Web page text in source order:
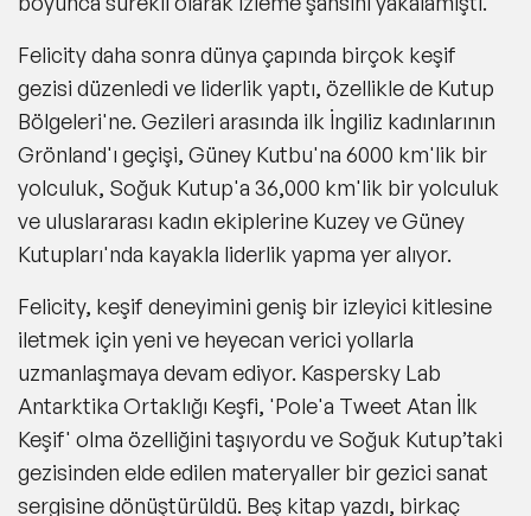
Felicity daha sonra dünya çapında birçok keşif
gezisi düzenledi ve liderlik yaptı, özellikle de Kutup
Bölgeleri'ne. Gezileri arasında ilk İngiliz kadınlarının
Grönland'ı geçişi, Güney Kutbu'na 6000 km'lik bir
yolculuk, Soğuk Kutup'a 36,000 km'lik bir yolculuk
ve uluslararası kadın ekiplerine Kuzey ve Güney
Kutupları'nda kayakla liderlik yapma yer alıyor.
Felicity, keşif deneyimini geniş bir izleyici kitlesine
iletmek için yeni ve heyecan verici yollarla
uzmanlaşmaya devam ediyor. Kaspersky Lab
Antarktika Ortaklığı Keşfi, 'Pole'a Tweet Atan İlk
Keşif' olma özelliğini taşıyordu ve Soğuk Kutup’taki
gezisinden elde edilen materyaller bir gezici sanat
sergisine dönüştürüldü. Beş kitap yazdı, birkaç